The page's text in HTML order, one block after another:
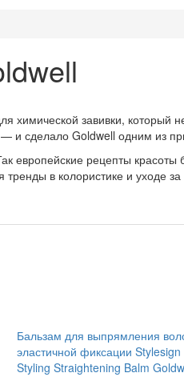
завивки, который
сделало Goldwell одним из
европейские рецепты
в колористике и уходе
Бальзам для выпрямления
эластичной фиксации
Styling Straightening Balm